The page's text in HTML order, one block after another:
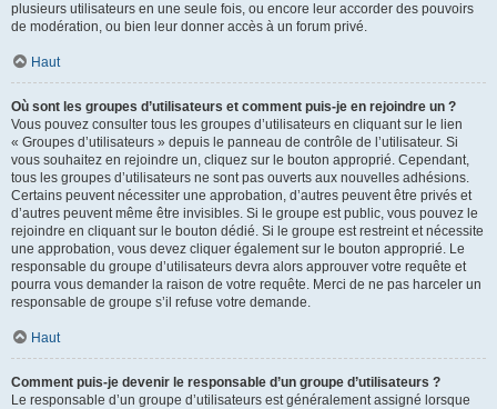
plusieurs utilisateurs en une seule fois, ou encore leur accorder des pouvoirs
de modération, ou bien leur donner accès à un forum privé.
Haut
Où sont les groupes d’utilisateurs et comment puis-je en rejoindre un ?
Vous pouvez consulter tous les groupes d’utilisateurs en cliquant sur le lien
« Groupes d’utilisateurs » depuis le panneau de contrôle de l’utilisateur. Si
vous souhaitez en rejoindre un, cliquez sur le bouton approprié. Cependant,
tous les groupes d’utilisateurs ne sont pas ouverts aux nouvelles adhésions.
Certains peuvent nécessiter une approbation, d’autres peuvent être privés et
d’autres peuvent même être invisibles. Si le groupe est public, vous pouvez le
rejoindre en cliquant sur le bouton dédié. Si le groupe est restreint et nécessite
une approbation, vous devez cliquer également sur le bouton approprié. Le
responsable du groupe d’utilisateurs devra alors approuver votre requête et
pourra vous demander la raison de votre requête. Merci de ne pas harceler un
responsable de groupe s’il refuse votre demande.
Haut
Comment puis-je devenir le responsable d’un groupe d’utilisateurs ?
Le responsable d’un groupe d’utilisateurs est généralement assigné lorsque